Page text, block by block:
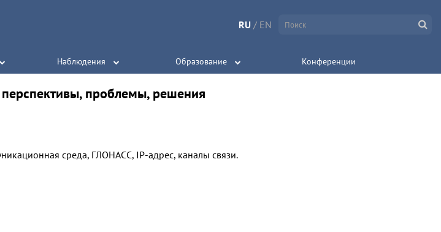
RU / EN
Наблюдения Образование Конференции
проблемы, решения
среда, ГЛОНАСС, IP-адрес, каналы связи.